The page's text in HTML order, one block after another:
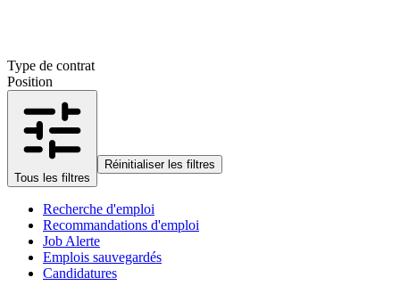
Type de contrat
Position
Tous les filtres
Réinitialiser les filtres
Recherche d'emploi
Recommandations d'emploi
Job Alerte
Emplois sauvegardés
Candidatures